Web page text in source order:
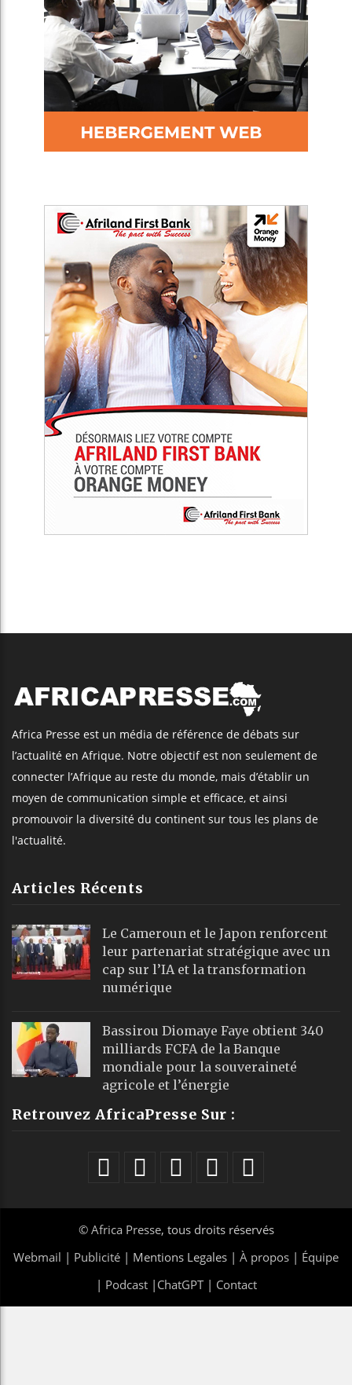
Africa Presse est un média de référence de débats sur
l’actualité en Afrique. Notre objectif est non seulement de
connecter l’Afrique au reste du monde, mais d’établir un
moyen de communication simple et efficace, et ainsi
promouvoir la diversité du continent sur tous les plans de
l'actualité.
Articles Récents
Le Cameroun et le Japon renforcent
leur partenariat stratégique avec un
cap sur l’IA et la transformation
numérique
Bassirou Diomaye Faye obtient 340
milliards FCFA de la Banque
mondiale pour la souveraineté
agricole et l’énergie
Retrouvez AfricaPresse Sur :
© Africa Presse, tous droits réservés
Webmail | Publicité | Mentions Legales | À propos | Équipe
| Podcast| ChatGPT| Contact